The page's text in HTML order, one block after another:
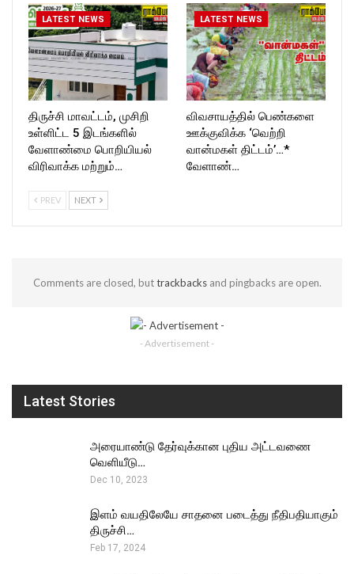
LATEST NEWS
திருச்சி மாவட்டம், முசிறி
உள்ளிட்ட 5 இடங்களில்
வேளாண்மை பொறியியல்
விரிவாக்க மற்றும்…
LATEST NEWS
விவசாயத்தில் பெண்களை
ஊக்குவிக்க ‘வெற்றி
வான்மகள் திட்டம்’…*
வேளாண்…
PREV NEXT
Comments are closed, buttrackbacksand pingbacks are open.
- Advertisement -
Latest Stories
அரையாண்டு தேர்வுக்கான புதிய அட்டவணை
வெளியீடு…
Dec 10, 2023
இளம் வயதிலேயே சாதனை படைத்து நீதிபதியாகும்
திருச்சி…
Feb 17, 2024